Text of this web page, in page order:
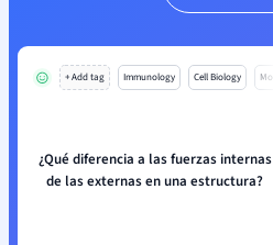
+ Add tag Immunology Cell Biology Mo
¿Qué diferencia a las fuerzas internas
de las externas en una estructura?